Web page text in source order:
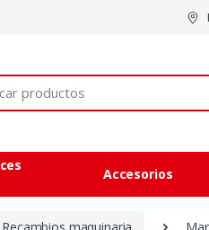
Accesorios
Recambios maquinaria